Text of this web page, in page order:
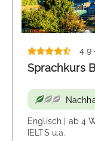
4.9
Sprachkurs
Englisch | ab 4
IELTS u.a.